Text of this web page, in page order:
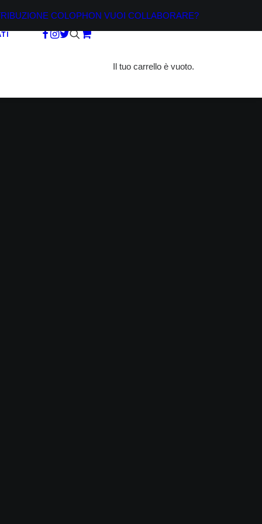
COLOPHON VUOI COLLABORARE?
Il tuo carrello è vuoto.